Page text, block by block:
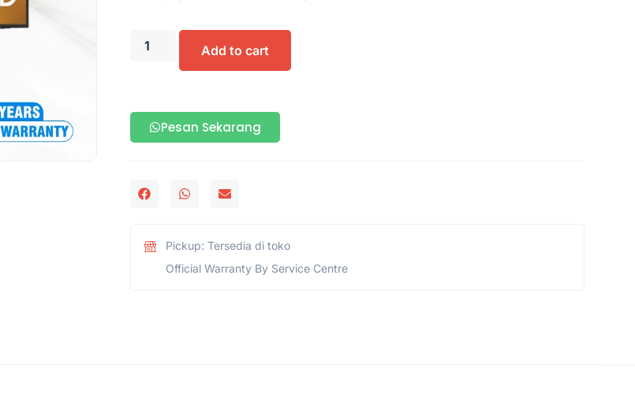
Add to cart
Pesan Sekarang
Pickup: Tersedia di toko
Official Warranty By Service Centre